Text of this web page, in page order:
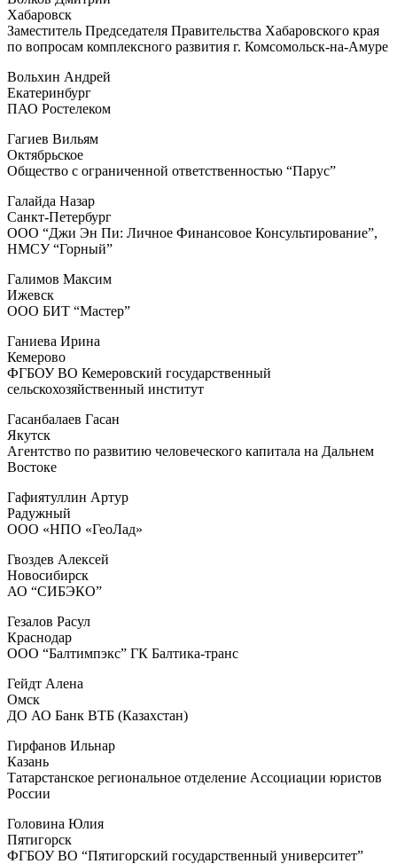
Хабаровск
Заместитель Председателя Правительства Хабаровского края
по вопросам комплексного развития г. Комсомольск-на-Амуре
Вольхин Андрей
Екатеринбург
ПАО Ростелеком
Гагиев Вильям
Октябрьское
Общество с ограниченной ответственностью “Парус”
Галайда Назар
Санкт-Петербург
ООО “Джи Эн Пи: Личное Финансовое Консультирование”,
НМСУ “Горный”
Галимов Максим
Ижевск
ООО БИТ “Мастер”
Ганиева Ирина
Кемерово
ФГБОУ ВО Кемеровский государственный
сельскохозяйственный институт
Гасанбалаев Гасан
Якутск
Агентство по развитию человеческого капитала на Дальнем
Востоке
Гафиятуллин Артур
Радужный
ООО «НПО «ГеоЛад»
Гвоздев Алексей
Новосибирск
АО “СИБЭКО”
Гезалов Расул
Краснодар
ООО “Балтимпэкс” ГК Балтика-транс
Гейдт Алена
Омск
ДО АО Банк ВТБ (Казахстан)
Гирфанов Ильнар
Казань
Татарстанское региональное отделение Ассоциации юристов
России
Головина Юлия
Пятигорск
ФГБОУ ВО “Пятигорский государственный университет”